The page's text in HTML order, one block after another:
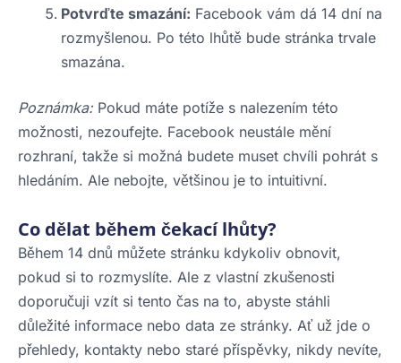
Potvrďte smazání: Facebook vám dá 14 dní na
rozmyšlenou. Po této lhůtě bude stránka trvale
smazána.
Poznámka:Pokud máte potíže s nalezením této
možnosti, nezoufejte. Facebook neustále mění
rozhraní, takže si možná budete muset chvíli pohrát s
hledáním. Ale nebojte, většinou je to intuitivní.
Co dělat během čekací lhůty?
Během 14 dnů můžete stránku kdykoliv obnovit,
pokud si to rozmyslíte. Ale z vlastní zkušenosti
doporučuji vzít si tento čas na to, abyste stáhli
důležité informace nebo data ze stránky. Ať už jde o
přehledy, kontakty nebo staré příspěvky, nikdy nevíte,